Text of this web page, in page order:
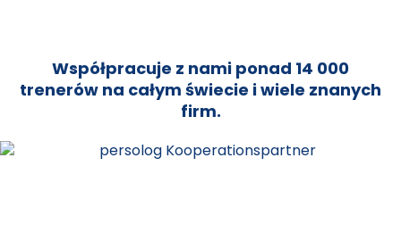
Współpracuje z nami ponad 14 000
trenerów na całym świecie i wiele znanych
firm.